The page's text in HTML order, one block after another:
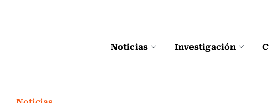
Noticias Investigación